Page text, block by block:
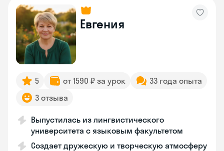
Евгения
5 от 1590 ₽ за урок
33 года опыта
3 отзыва
Выпустилась из лингвистического
университета с языковым факультетом
Создает дружескую и творческую атмосферу